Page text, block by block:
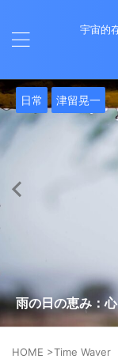
宇宙的
日常 津留晃一
雨の日の恵み：
バシャール 日常
就職は人生の終
法
Healy 日常
ヒーリーを買う
みた感想と注意点
バシャール 日常
エネルギーの法
日常
現実を変える
日常
今、ここにいる
Healy 日常 津
もしかしてだけ
日常
iPad 第10世代買
Healy 日常
久し振りにHealy
日常
大谷さんの通訳
HOME >Time Waver